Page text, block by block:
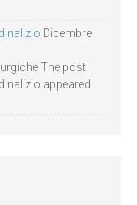
Dicembre
The post
appeared